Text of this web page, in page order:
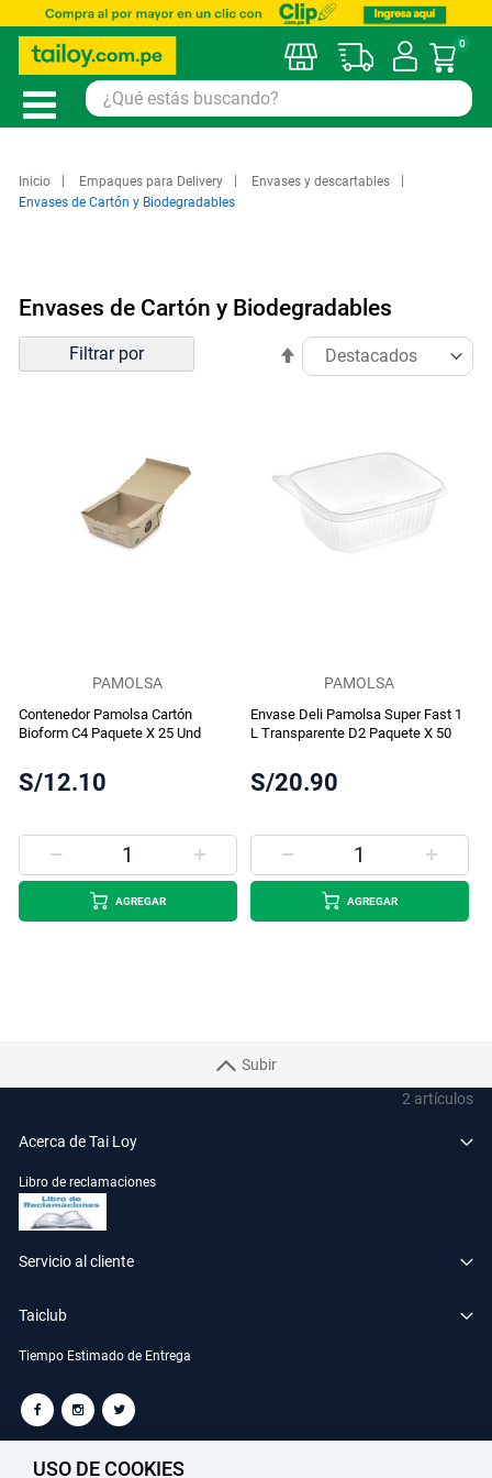
Mi
0
Inicio Empaques para Delivery
Envases y descartables
Envases de Cartón y Biodegradables
Envases de Cartón y Biodegradables
2 artículos
Ordenar
por Establecer
dirección
PAMOLSA
Contenedor Pamolsa Cartón
Bioform C4 Paquete X 25 Und
S/12.10
AGREGAR
PAMOLSA
Envase Deli Pamolsa Super Fast 1
L Transparente D2 Paquete X 50
S/20.90
AGREGAR
Filtrar por
Subir
Acerca de Tai Loy
Libro de reclamaciones
Servicio al cliente
Taiclub
Tiempo Estimado de Entrega
TAILOY S.A. RUC: 20100049181
USO DE COOKIES